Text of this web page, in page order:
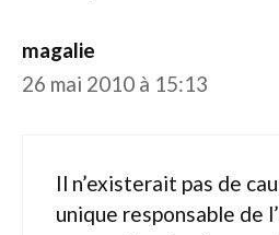
magalie
26 mai 2010 à 15:13
Il n’existerait pas de
unique responsable de